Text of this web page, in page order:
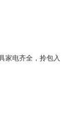
家电齐全，拎包入